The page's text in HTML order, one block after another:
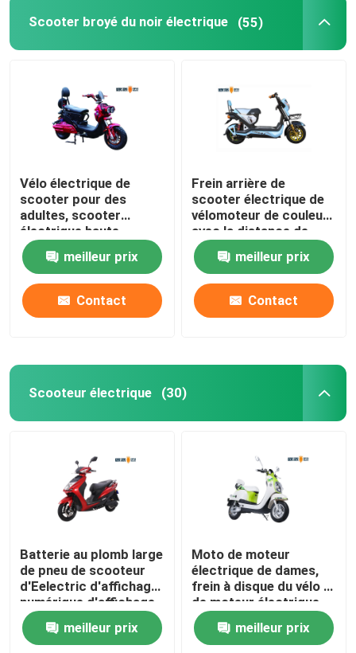
Scooter broyé du noir électrique (55)
Vélo électrique de
scooter pour des
adultes, scooter
électrique haute
puissance de rue
meilleur prix
Contact
Frein arrière de
scooter électrique de
vélomoteur de couleur
avec la distance de
chaîne de la serrure
60km
meilleur prix
Contact
Scooteur électrique (30)
Batterie au plomb large
de pneu de scooteur
d'Eelectric d'affichage
numérique d'affichage
à cristaux liquides
meilleur prix
Moto de moteur
électrique de dames,
frein à disque du vélo F
de moteur électrique
meilleur prix